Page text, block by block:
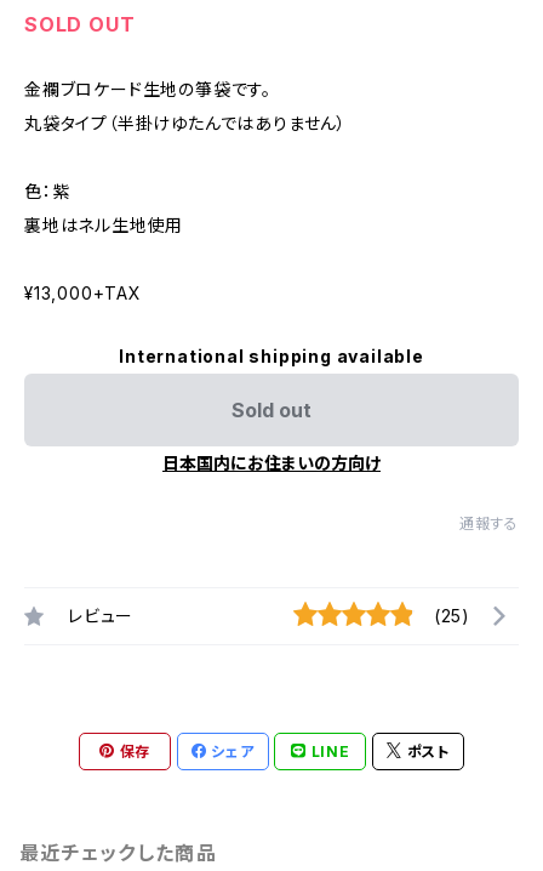
SOLD OUT
金襴ブロケード生地の箏袋です。
丸袋タイプ（半掛けゆたんではありません）
色：紫
裏地はネル生地使用
¥13,000+TAX
International shipping available
Sold out
日本国内にお住まいの方向け
通報する
レビュー (25)
保存 シェア LINE ポスト
最近チェックした商品